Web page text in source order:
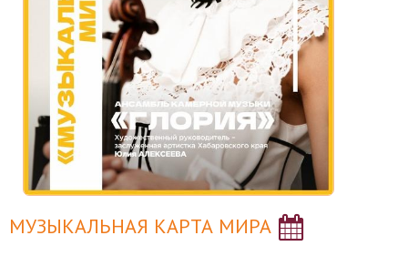
МУЗЫКАЛЬНАЯ КАРТА МИРА